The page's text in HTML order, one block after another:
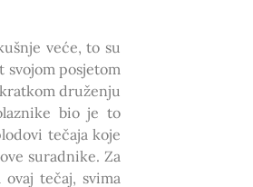
veće, to su
posjetom
druženju
bio je to
tečaja koje
suradnike. Za
tečaj, svima